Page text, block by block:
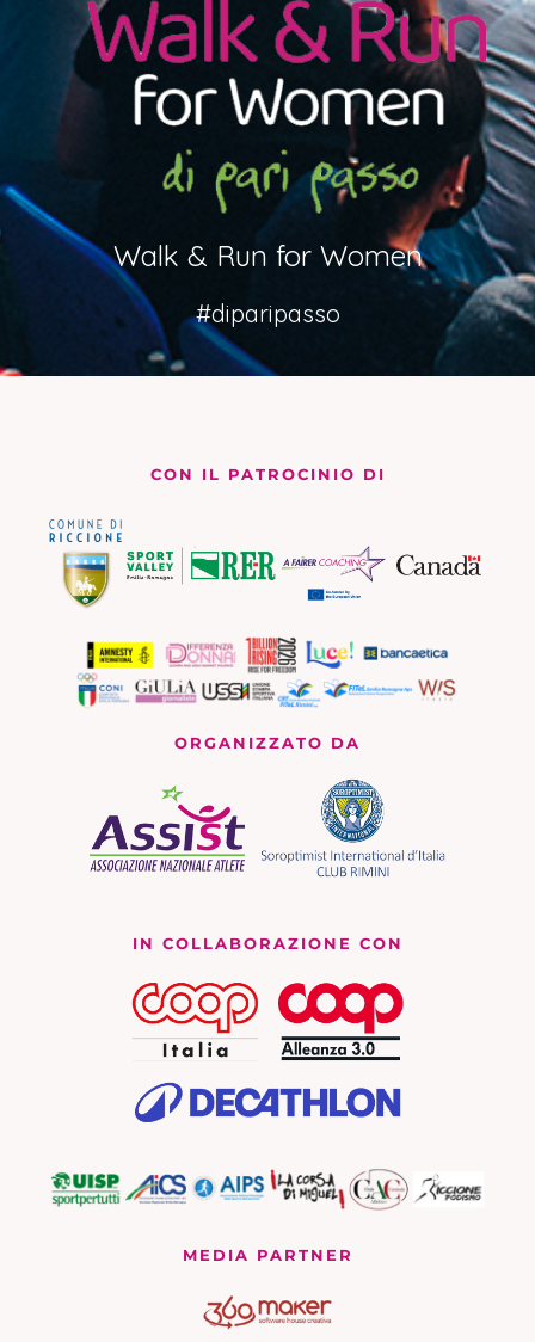
Walk & Run for Women
#diparipasso
CON IL PATROCINIO DI
ORGANIZZATO DA
IN COLLABORAZIONE CON
MEDIA PARTNER